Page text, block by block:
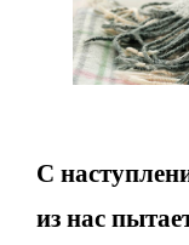
С
из нас